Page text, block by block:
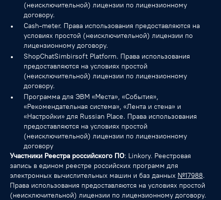
(неисключительной) лицензии по лицензионному
договору.
Cash-meter. Права использования предоставляются на
условиях простой (неисключительной) лицензии по
лицензионному договору.
ShopChatSimbirsoft Platform. Права использования
предоставляются на условиях простой
(неисключительной) лицензии по лицензионному
договору.
Программа для ЭВМ «Места», «События»,
«Рекомендательная система», «Лента и стена» и
«Настройки» для Russian Place. Права использования
предоставляются на условиях простой
(неисключительной) лицензии по лицензионному
договору
Участники Реестра российского ПО: Linkory. Реестровая
запись в едином реестре российских программ для
электронных вычислительных машин и баз данных №17988.
Права использования предоставляются на условиях простой
(неисключительной) лицензии по лицензионному договору.